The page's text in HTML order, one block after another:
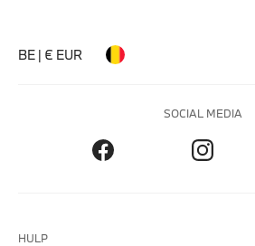
BE | € EUR
SOCIAL MEDIA
HULP